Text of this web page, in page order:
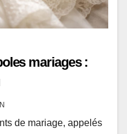
mariages :
de mariage, appelés